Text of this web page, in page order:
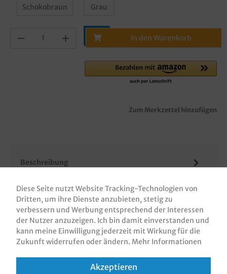
Schokobraun Grau
In den Warenkorb
Zum Merkzettel hinzufügen
Beschreibung
/Tragetaschen aus Papier, 18+8x22cm, 70g/m², mit
Flachhenkel, verschiedene…Mehr
Bewertungen
Informationen zur Produktsicherheit
Diese Seite nutzt Website Tracking-Technologien von
Dritten, um ihre Dienste anzubieten, stetig zu
verbessern und Werbung entsprechend der Interessen
der Nutzer anzuzeigen. Ich bin damit einverstanden und
kann meine Einwilligung jederzeit mit Wirkung für die
Zukunft widerrufen oder ändern. Mehr Informationen
Akzeptieren